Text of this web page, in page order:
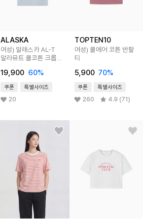
ALASKA
여성) 알래스카 AL-T
알라뮤트 쿨코튼 크롭
19,900 60%
쿠폰 특별사이즈
20
TOPTEN10
여성) 쿨에어 코튼 반팔
티
5,900 70%
쿠폰 특별사이즈
260 4.9 (71)